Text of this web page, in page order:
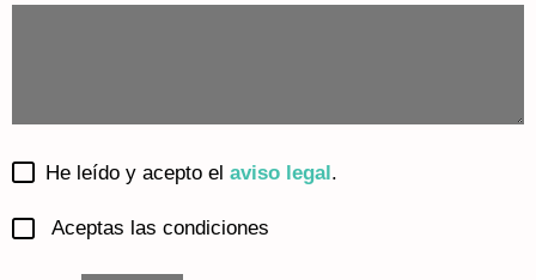
He leído y acepto el aviso legal.
Aceptas las condiciones